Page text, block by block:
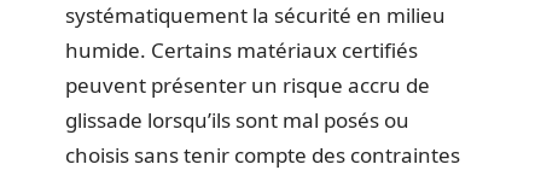
systématiquement la sécurité en milieu
humide. Certains matériaux certifiés
peuvent présenter un risque accru de
glissade lorsqu’ils sont mal posés ou
choisis sans tenir compte des contraintes